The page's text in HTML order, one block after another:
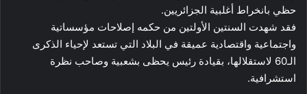
حظي بانخراط أغلبية الجزائريين.
فقد شهدت السنتين الأولتين من حكمه إصلاحات مؤسساتية
واجتماعية واقتصادية عميقة في البلاد التي تستعد لإحياء الذكرى
الـ60 لاستقلالها، بقيادة رئيس يحظى بشعبية وصاحب نظرة
استشرافية.